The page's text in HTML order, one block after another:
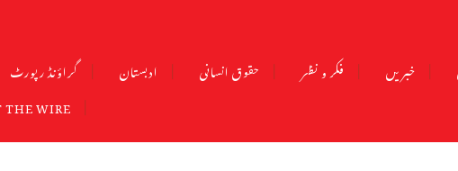
خبریں فکر و نظر حقوق انسانی ادبستان گراؤنڈ رپورٹ
THE WIRE